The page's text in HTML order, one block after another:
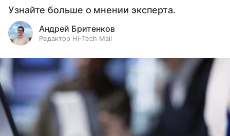
Узнайте больше о мнении эксперта.
Андрей Бритенков
Редактор Hi-Tech Mail